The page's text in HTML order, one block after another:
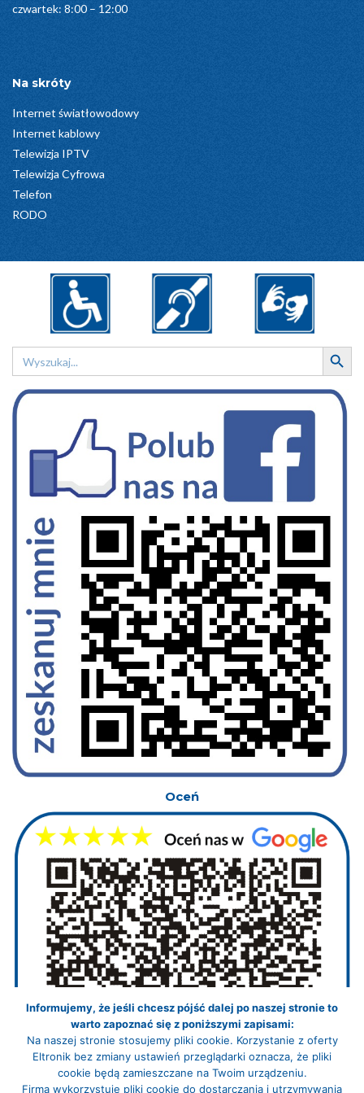
czwartek: 8:00 – 12:00
Na skróty
Internet światłowodowy
Internet kablowy
Telewizja IPTV
Telewizja Cyfrowa
Telefon
RODO
Search
for:
Search Button
Oceń
Informujemy, że jeśli chcesz pójść dalej po naszej stronie to
warto zapoznać się z poniższymi zapisami:
Na naszej stronie stosujemy pliki cookie. Korzystanie z oferty
Eltronik bez zmiany ustawień przeglądarki oznacza, że pliki
cookie będą zamieszczane na Twoim urządzeniu.
Firma wykorzystuje pliki cookie do dostarczania i utrzymywania